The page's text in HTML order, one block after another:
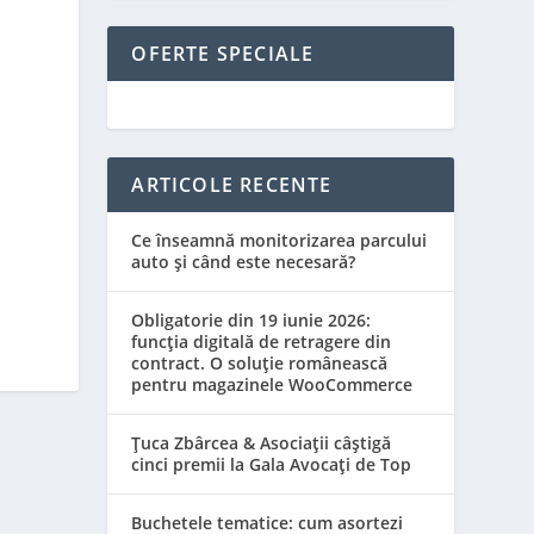
OFERTE SPECIALE
ARTICOLE RECENTE
Ce înseamnă monitorizarea parcului
auto și când este necesară?
Obligatorie din 19 iunie 2026:
funcția digitală de retragere din
contract. O soluție românească
pentru magazinele WooCommerce
Țuca Zbârcea & Asociații câștigă
cinci premii la Gala Avocați de Top
Buchetele tematice: cum asortezi